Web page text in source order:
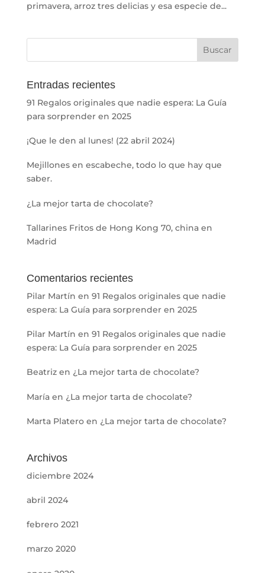
primavera, arroz tres delicias y esa especie de...
Entradas recientes
91 Regalos originales que nadie espera: La Guía
para sorprender en 2025
¡Que le den al lunes! (22 abril 2024)
Mejillones en escabeche, todo lo que hay que
saber.
¿La mejor tarta de chocolate?
Tallarines Fritos de Hong Kong 70, china en
Madrid
Comentarios recientes
Pilar Martín en 91 Regalos originales que nadie
espera: La Guía para sorprender en 2025
Pilar Martín en 91 Regalos originales que nadie
espera: La Guía para sorprender en 2025
Beatrizen ¿La mejor tarta de chocolate?
Maríaen ¿La mejor tarta de chocolate?
Marta Plateroen ¿La mejor tarta de chocolate?
Archivos
diciembre 2024
abril 2024
febrero 2021
marzo 2020